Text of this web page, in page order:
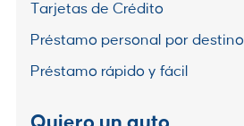
Tarjetas de Crédito
Préstamo personal por destino
Préstamo rápido y fácil